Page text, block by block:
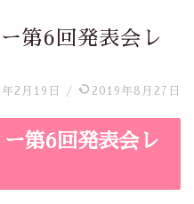
第6回発表会レ
2月19日 / 2019年8月27日
第6回発表会レ